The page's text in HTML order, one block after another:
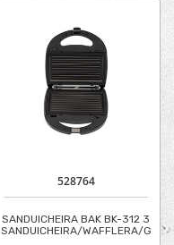
528764
SANDUICHEIRA BAK BK-312 3 EM 1
SANDUICHEIRA/WAFFLERA/GRILL